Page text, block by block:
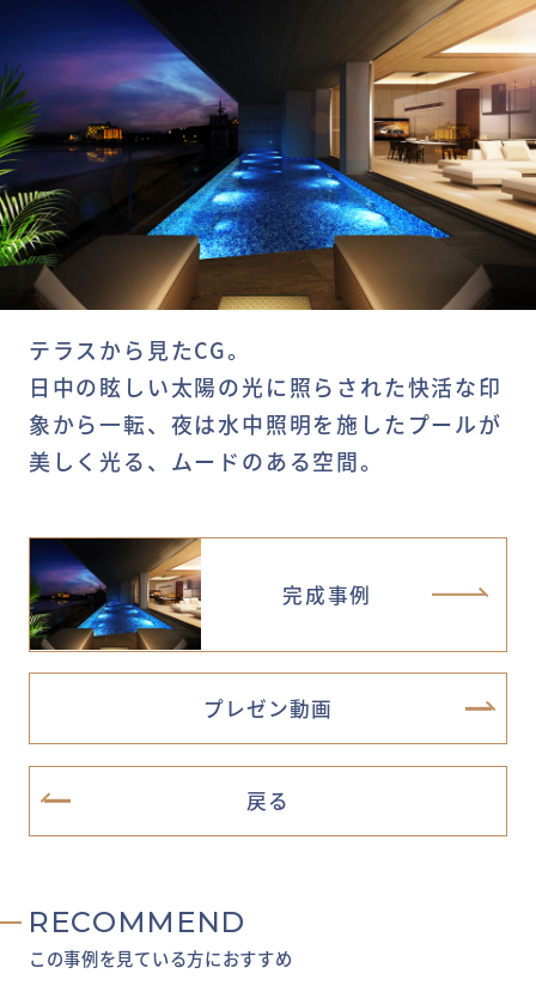
テラスから見たCG。
日中の眩しい太陽の光に照らされた快活な印
象から一転、夜は水中照明を施したプールが
美しく光る、ムードのある空間。
完成事例
プレゼン動画
戻る
RECOMMEND
この事例を見ている方におすすめ